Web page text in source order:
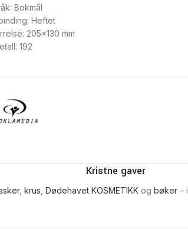
Bokmål
Heftet
205×130 mm
192
Kristne gaver
, krus Dødehavet KOSMETIKK og bøker –